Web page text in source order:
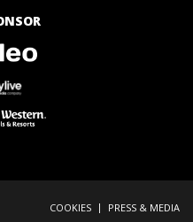
COOKIES | PRESS & MEDIA